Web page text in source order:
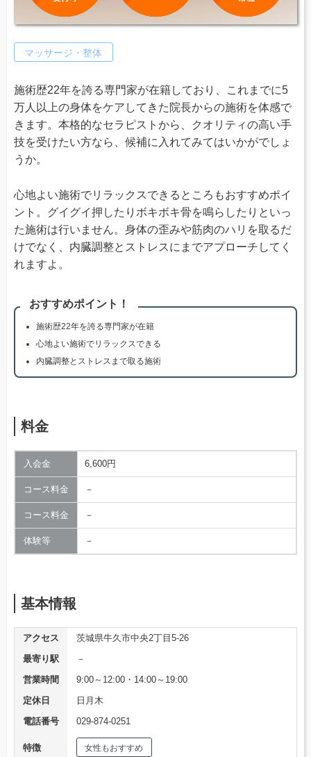
マッサージ・整体
施術歴22年を誇る専門家が在籍しており、これまでに5
万人以上の身体をケアしてきた院長からの施術を体感で
きます。本格的なセラピストから、クオリティの高い手
技を受けたい方なら、候補に入れてみてはいかがでしょ
うか。
心地よい施術でリラックスできるところもおすすめポイ
ント。グイグイ押したりボキボキ骨を鳴らしたりといっ
た施術は行いません。身体の歪みや筋肉のハリを取るだ
けでなく、内臓調整とストレスにまでアプローチしてく
れますよ。
おすすめポイント！
施術歴22年を誇る専門家が在籍
心地よい施術でリラックスできる
内臓調整とストレスまで取る施術
料金
入会金 6,600円
コース料金 －
コース料金 －
体験等 －
基本情報
アクセス
茨城県牛久市中央2丁目5-26
最寄り駅
－
営業時間
9:00～12:00・14:00～19:00
定休日
日月木
電話番号
029-874-0251
特徴 女性もおすすめ